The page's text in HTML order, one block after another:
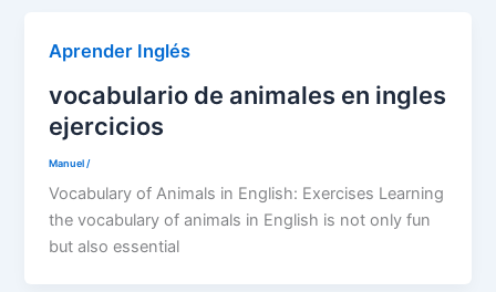
Aprender Inglés
vocabulario de animales en ingles
ejercicios
Manuel/
Vocabulary of Animals in English: Exercises Learning
the vocabulary of animals in English is not only fun
but also essential